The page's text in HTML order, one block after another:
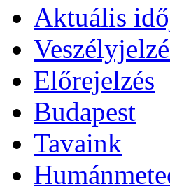
Aktuális
Előrejelzés
Budapest
Tavaink